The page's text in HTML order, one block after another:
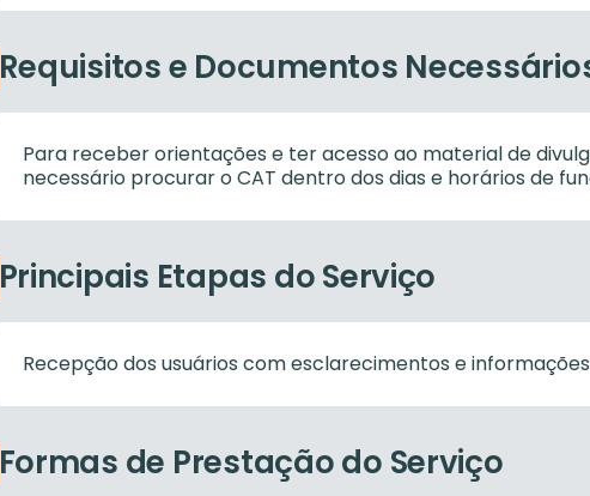
Requisitos e Documentos
Para receber orientações e ter acesso ao material de
necessário procurar o CAT dentro dos dias e horários de
Principais Etapas do Serviço
Recepção dos usuários com esclarecimentos e
Formas de Prestação do Serviço